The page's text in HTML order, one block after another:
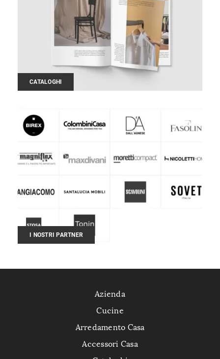
CATALOGHI
I NOSTRI PARTNER
Azienda
Cucine
Arredamento Casa
Accessori Casa